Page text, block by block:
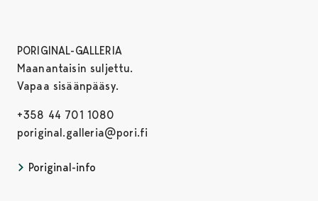
PORIGINAL-GALLERIA
Maanantaisin suljettu.
Vapaa sisäänpääsy.
+358 44 701 1080
poriginal.galleria@pori.fi
Poriginal-info